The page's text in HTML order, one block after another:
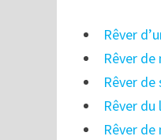
Rêver
Rêver
Rêver
Rêver
Rêver